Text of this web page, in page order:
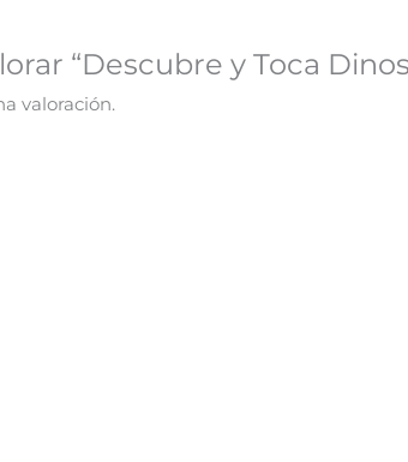
“Descubre y Toca
valoración.